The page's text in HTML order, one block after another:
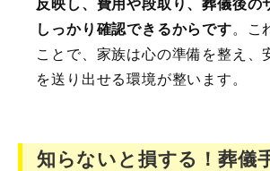
反映し、費用や段取り、葬儀後の
しっかり確認できるからです。こ
ことで、家族は心の準備を整え、
を送り出せる環境が整います。
知らないと損する！葬儀